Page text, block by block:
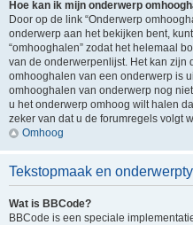
Hoe kan ik mijn onderwerp
Door op de link “Onderwerp
onderwerp aan het bekijken bent,
“omhooghalen” zodat het helemaal
van de onderwerpenlijst. Het kan zijn
omhooghalen van een onderwerp is
omhooghalen van onderwerp nog
u het onderwerp omhoog wilt halen
zeker van dat u de forumregels volgt
Omhoog
Tekstopmaak en
Wat is BBCode?
BBCode is een speciale